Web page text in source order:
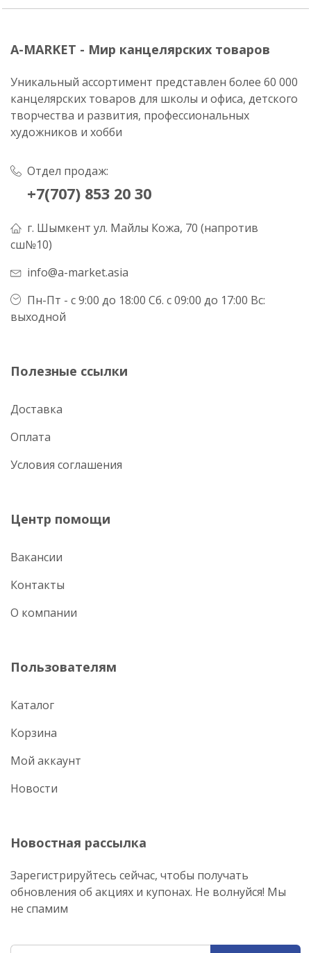
A-MARKET - Мир канцелярских товаров
Уникальный ассортимент представлен более 60 000
канцелярских товаров для школы и офиса, детского
творчества и развития, профессиональных
художников и хобби
Отдел продаж:
+7(707) 853 20 30
г. Шымкент ул. Майлы Кожа, 70 (напротив
сш№10)
info@a-market.asia
Пн-Пт - с 9:00 до 18:00 Сб. с 09:00 до 17:00 Вс:
выходной
Полезные ссылки
Доставка
Оплата
Условия соглашения
Центр помощи
Вакансии
Контакты
О компании
Пользователям
Каталог
Корзина
Мой аккаунт
Новости
Новостная рассылка
Зарегистрируйтесь сейчас, чтобы получать
обновления об акциях и купонах. Не волнуйся! Мы
не спамим